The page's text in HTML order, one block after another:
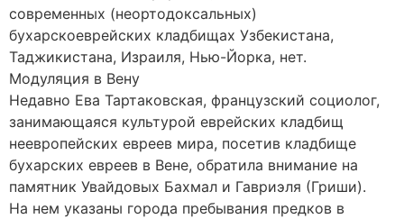
современных (неортодоксальных)
бухарскоеврейских кладбищах Узбекистана,
Таджикистана, Израиля, Нью-Йорка, нет.
Модуляция в Вену
Недавно Ева Тартаковская, французский социолог,
занимающаяся культурой еврейских кладбищ
неевропейских евреев мира, посетив кладбище
бухарских евреев в Вене, обратила внимание на
памятник Увайдовых Бахмал и Гавриэля (Гриши).
На нем указаны города пребывания предков в